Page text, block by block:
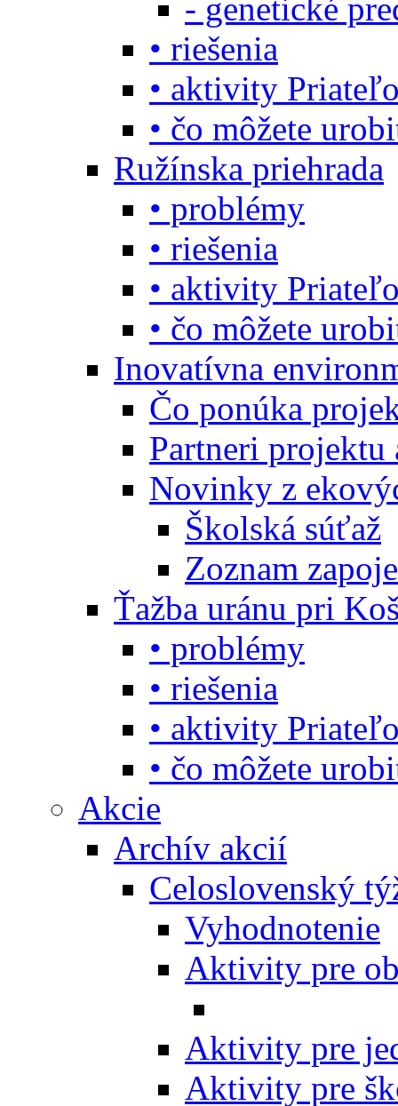
- genetické
• riešenia
• aktivity
• čo môžete
Ružínska priehrada
• problémy
• riešenia
• aktivity
• čo môžete
Inovatívna
Čo ponúka
Partneri projektu
Novinky z
Školská súťaž
Zoznam
Ťažba uránu pri
• problémy
• riešenia
• aktivity
• čo môžete
Akcie
Archív akcií
Celoslovenský
Vyhodnotenie
Aktivity pre
Aktivity pre
Aktivity pre